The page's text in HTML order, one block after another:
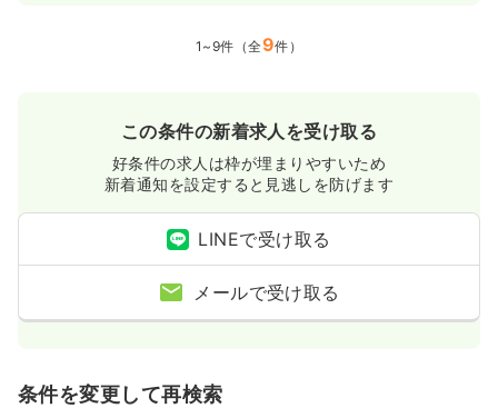
1~9件（全9件）
この条件の新着求人を受け取る
好条件の求人は枠が埋まりやすいため
新着通知を設定すると見逃しを防げます
LINEで受け取る
メールで受け取る
条件を変更して再検索